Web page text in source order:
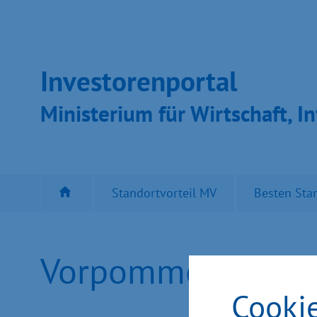
Inves­toren­por­tal
Ministeri­um für Wirt­schaft,
Standortvorteil MV Besten
Vorpommern-